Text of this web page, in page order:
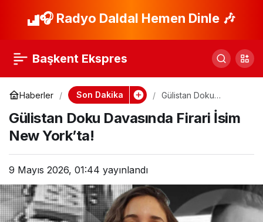
🎧 Radyo Daldal Hemen Dinle 🎶
Başkent Ekspres
Haberler Son Dakika
Gülistan Doku
New York’ta!
Gülistan Doku Davasında Firari İsim
New York’ta!
9 Mayıs 2026, 01:44 yayınlandı
Eski Başkan Pişman:
Kişisel
Paylaş